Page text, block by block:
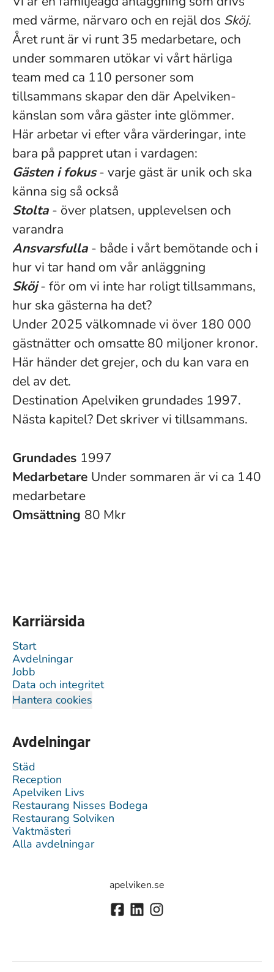
med värme, närvaro och en rejäl dos Sköj.
Året runt är vi runt 35 medarbetare, och
under sommaren utökar vi vårt härliga
team med ca 110 personer som
tillsammans skapar den där Apelviken-
känslan som våra gäster inte glömmer.
Här arbetar vi efter våra värderingar, inte
bara på pappret utan i vardagen:
Gästen i fokus- varje gäst är unik och ska
känna sig så också
Stolta - över platsen, upplevelsen och
varandra
Ansvarsfulla - både i vårt bemötande och i
hur vi tar hand om vår anläggning
Sköj- för om vi inte har roligt tillsammans,
hur ska gästerna ha det?
Under 2025 välkomnade vi över 180 000
gästnätter och omsatte 80 miljoner kronor.
Här händer det grejer, och du kan vara en
del av det.
Destination Apelviken grundades 1997.
Nästa kapitel? Det skriver vi tillsammans.
Grundades 1997
Medarbetare Under sommaren är vi ca 140
medarbetare
Omsättning 80 Mkr
Karriärsida
Start
Avdelningar
Jobb
Data och integritet
Hantera cookies
Avdelningar
Städ
Reception
Apelviken Livs
Restaurang Nisses Bodega
Restaurang Solviken
Vaktmästeri
Alla avdelningar
apelviken.se